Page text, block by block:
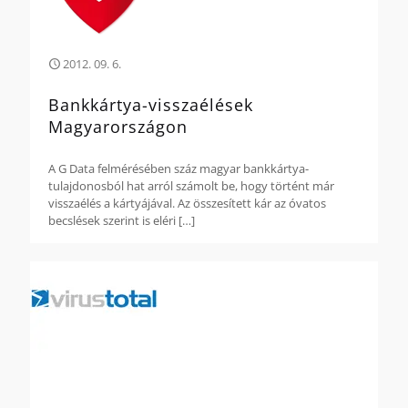
2012. 09. 6.
Bankkártya-visszaélések
Magyarországon
A G Data felmérésében száz magyar bankkártya-
tulajdonosból hat arról számolt be, hogy történt már
visszaélés a kártyájával. Az összesített kár az óvatos
becslések szerint is eléri […]